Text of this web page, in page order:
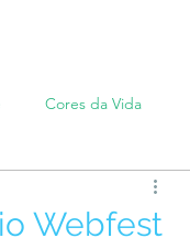
Cores da Vida
#TôemSampa, meu!
Webfest